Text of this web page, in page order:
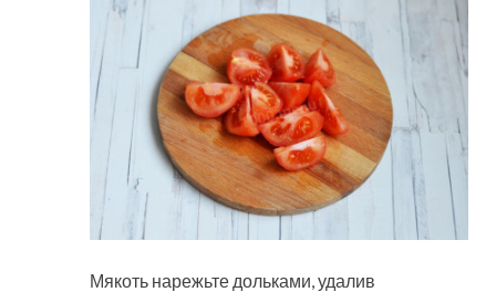
Мякоть нарежьте дольками, удалив